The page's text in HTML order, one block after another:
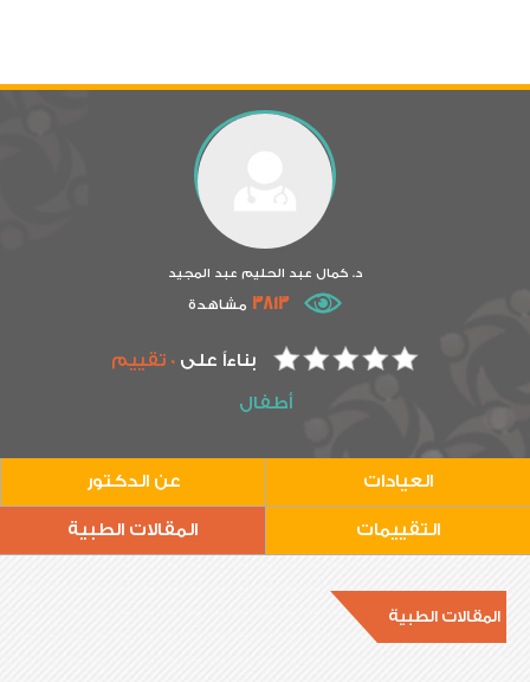
د. كمال عبد الحليم عبد المجيد
3813 مشاهدة
بناءاً على0 تقييم
أطفال
العيادات عن الدكتور
التقييمات المقالات الطبية
المقالات الطبية